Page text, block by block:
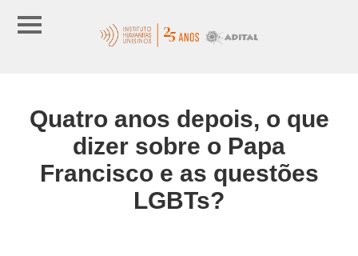
Quatro anos depois, o que
dizer sobre o Papa
Francisco e as questões
LGBTs?